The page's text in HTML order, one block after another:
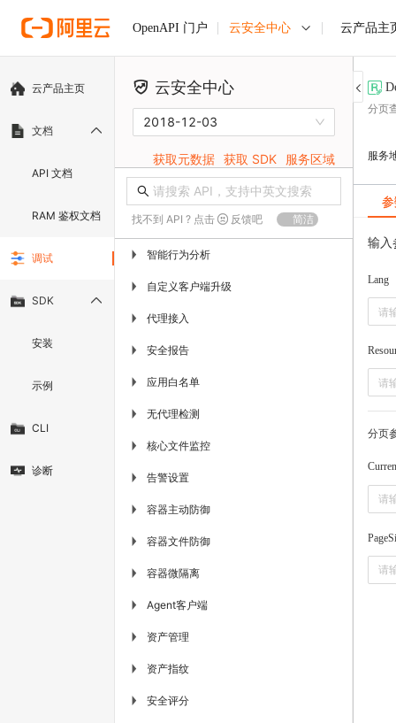
OpenAPI 门户 云安全中心 云产品主
云产品主页
文档
API 文档
RAM 鉴权文档
调试
SDK
安装
示例
CLI
诊断
云安全中心
2018-12-03
获取元数据 获取 SDK 服务区域
找不到 API ? 点击 反馈吧 简洁
▶ 智能行为分析
▶ 自定义客户端升级
▶ 代理接入
▶ 安全报告
▶ 应用白名单
▶ 无代理检测
▶ 核心文件监控
▶ 告警设置
▶ 容器主动防御
▶ 容器文件防御
▶ 容器微隔离
▶ Agent客户端
▶ 资产管理
▶ 资产指纹
▶ 安全评分
分页
服务
输入
Lang
分页